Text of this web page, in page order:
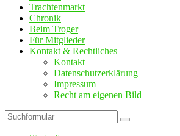
Trachtenmarkt
Chronik
Beim Troger
Für Mitglieder
Kontakt & Rechtliches
Kontakt
Datenschutzerklärung
Impressum
Recht am eigenen Bild
Suchen